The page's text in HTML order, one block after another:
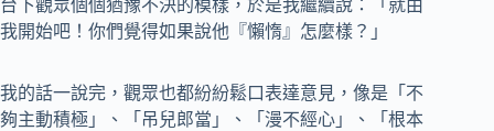
台下觀眾個個猶豫不決的模樣，於是我繼續說：「就由
我開始吧！你們覺得如果說他『懶惰』怎麼樣？」
我的話一說完，觀眾也都紛紛鬆口表達意見，像是「不
夠主動積極」、「吊兒郎當」、「漫不經心」、「根本